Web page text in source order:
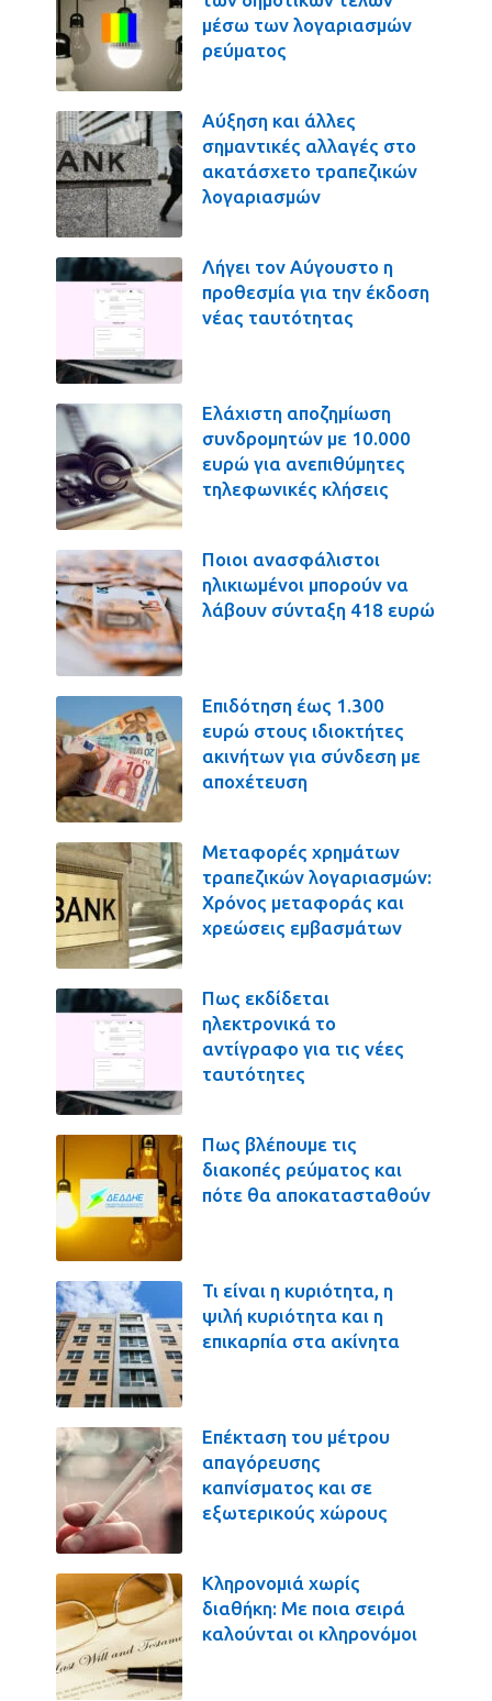
μέσω των λογαριασμών
ρεύματος
Αύξηση και άλλες
σημαντικές αλλαγές στο
ακατάσχετο τραπεζικών
λογαριασμών
Λήγει τον Αύγουστο η
προθεσμία για την έκδοση
νέας ταυτότητας
Ελάχιστη αποζημίωση
συνδρομητών με 10.000
ευρώ για ανεπιθύμητες
τηλεφωνικές κλήσεις
Ποιοι ανασφάλιστοι
ηλικιωμένοι μπορούν να
λάβουν σύνταξη 418 ευρώ
Επιδότηση έως 1.300
ευρώ στους ιδιοκτήτες
ακινήτων για σύνδεση με
αποχέτευση
Μεταφορές χρημάτων
τραπεζικών λογαριασμών:
Χρόνος μεταφοράς και
χρεώσεις εμβασμάτων
Πως εκδίδεται
ηλεκτρονικά το
αντίγραφο για τις νέες
ταυτότητες
Πως βλέπουμε τις
διακοπές ρεύματος και
πότε θα αποκατασταθούν
Τι είναι η κυριότητα, η
ψιλή κυριότητα και η
επικαρπία στα ακίνητα
Επέκταση του μέτρου
απαγόρευσης
καπνίσματος και σε
εξωτερικούς χώρους
Κληρονομιά χωρίς
διαθήκη: Με ποια σειρά
καλούνται οι κληρονόμοι